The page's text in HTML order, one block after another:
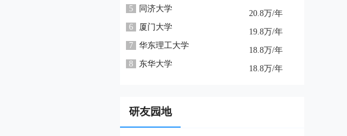
5
同济大学
20.8万/年
6
厦门大学
19.8万/年
7
华东理工大学
18.8万/年
8
东华大学
18.8万/年
研友园地